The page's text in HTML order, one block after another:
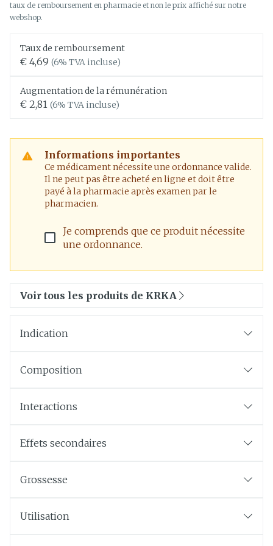
taux de remboursement en pharmacie et non le prix affiché sur notre
webshop.
Taux de remboursement
€ 4,69 (6% TVA incluse)
Augmentation de la rémunération
€ 2,81 (6% TVA incluse)
Informations importantes
Ce médicament nécessite une ordonnance valide.
Il ne peut pas être acheté en ligne et doit être
payé à la pharmacie après examen par le
pharmacien.
Je comprends que ce produit nécessite
une ordonnance.
Voir tous les produits de KRKA
Indication
Composition
Interactions
Effets secondaires
Grossesse
Utilisation